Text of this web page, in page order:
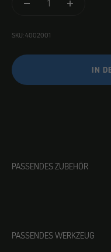
SKU: 4002001
IN
PASSENDES ZUBEHÖR
PASSENDES WERKZEUG